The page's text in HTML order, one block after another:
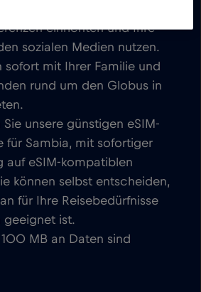
einrichten und Ihre
sozialen Medien nutzen.
sofort mit Ihrer Familie und
rund um den Globus in
Sie unsere günstigen eSIM-
für Sambia, mit sofortiger
auf eSIM-kompatiblen
können selbst entscheiden,
für Ihre Reisebedürfnisse
geeignet ist.
MB an Daten sind